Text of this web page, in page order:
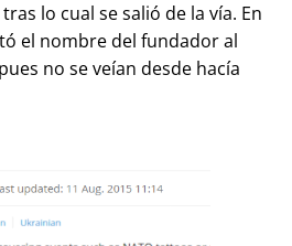
lo cual se salió de la vía. En
el nombre del fundador al
no se veían desde hacía